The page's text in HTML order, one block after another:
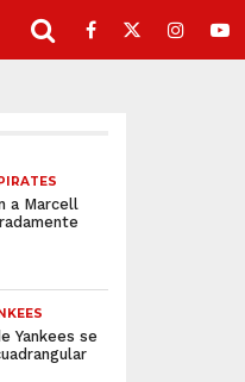
a Marcell
Yankees se